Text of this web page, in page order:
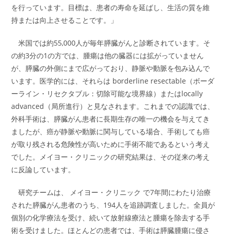
を行っています。目標は、患者の寿命を延ばし、生活の質を維
持または向上させることです。」
米国では約55,000人が毎年膵臓がんと診断されています。そ
の約3分の1の方では、腫瘍は他の臓器には拡がっていません
が、膵臓の外側にまで広がっており、静脈や動脈を包み込んで
います。医学的には、それらは borderline resectable（ボーダ
ーライン・リセクタブル：切除可能な境界線）またはlocally
advanced（局所進行）と見なされます。これまでの認識では、
外科手術は、膵臓がん患者に長期生存の唯一の機会を与えてき
ましたが、癌が静脈や動脈に関与している場合、手術しても癌
が取り残される危険性が高いために手術不能であるという考え
でした。メイヨー・クリニックの研究結果は、その従来の考え
に反論しています。
研究チームは、 メイヨー・クリニック で7年間にわたり治療
された膵臓がん患者のうち、194人を追跡調査しました。全員が
個別の化学療法を受け、続いて放射線療法と腫瘍を除去する手
術を受けました。ほとんどの患者では、手術は膵臓腫瘍に侵さ